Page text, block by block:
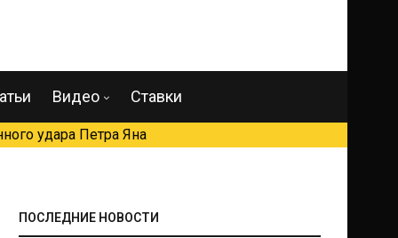
Видео Ставки
удара Петра Яна
ПОСЛЕДНИЕ НОВОСТИ